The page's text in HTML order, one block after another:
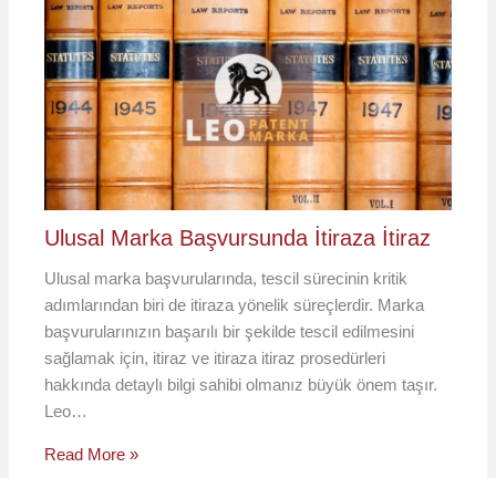
Ulusal Marka Başvursunda İtiraza İtiraz
Ulusal marka başvurularında, tescil sürecinin kritik
adımlarından biri de itiraza yönelik süreçlerdir. Marka
başvurularınızın başarılı bir şekilde tescil edilmesini
sağlamak için, itiraz ve itiraza itiraz prosedürleri
hakkında detaylı bilgi sahibi olmanız büyük önem taşır.
Leo…
Read More »